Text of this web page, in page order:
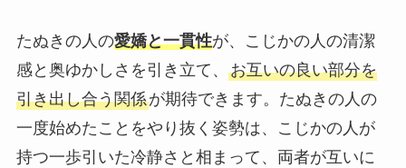
たぬきの人の愛嬌と一貫性が、こじかの人の清潔
感と奥ゆかしさを引き立て、 お互いの良い部分を
引き出し合う関係が期待できます。たぬきの人の
一度始めたことをやり抜く姿勢は、こじかの人が
持つ一歩引いた冷静さと相まって、両者が互いに